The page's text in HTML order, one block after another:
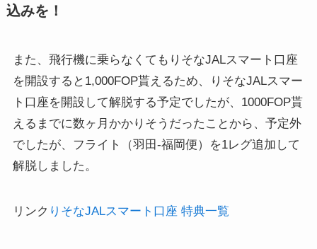
込みを！
また、飛行機に乗らなくても りそなJALスマート口座
を開設すると1,000FOP貰えるため、りそなJALスマー
ト口座を開設して解脱する予定でしたが、1000FOP貰
えるまでに数ヶ月かかりそうだったことから、予定外
でしたが、フライト（羽田-福岡便）を1レグ追加して
解脱しました。
リンク りそなJALスマート口座 特典一覧